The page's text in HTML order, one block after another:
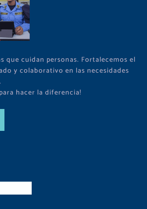
que cuidan personas. Fortalecemos el
y colaborativo en las necesidades
hacer la diferencia!